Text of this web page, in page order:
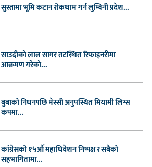
सुस्तामा भूमि कटान रोकथाम गर्न लुम्बिनी प्रदेश...
साउदीको लाल सागर तटस्थित रिफाइनरीमा
आक्रमण गरेको...
बुबाको निधनपछि मेस्सी अनुपस्थित मियामी लिग्स
कपमा...
कांग्रेसको १५औँ महाधिवेशन निष्पक्ष र सबैको
सहभागितामा...